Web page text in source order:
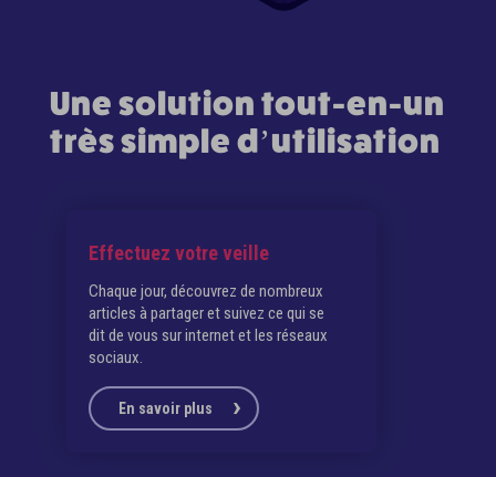
Une solution tout-en-un
très simple d’utilisation
Effectuez votre veille
Chaque jour, découvrez de nombreux
articles à partager et suivez ce qui se
dit de vous sur internet et les réseaux
sociaux.
En savoir plus